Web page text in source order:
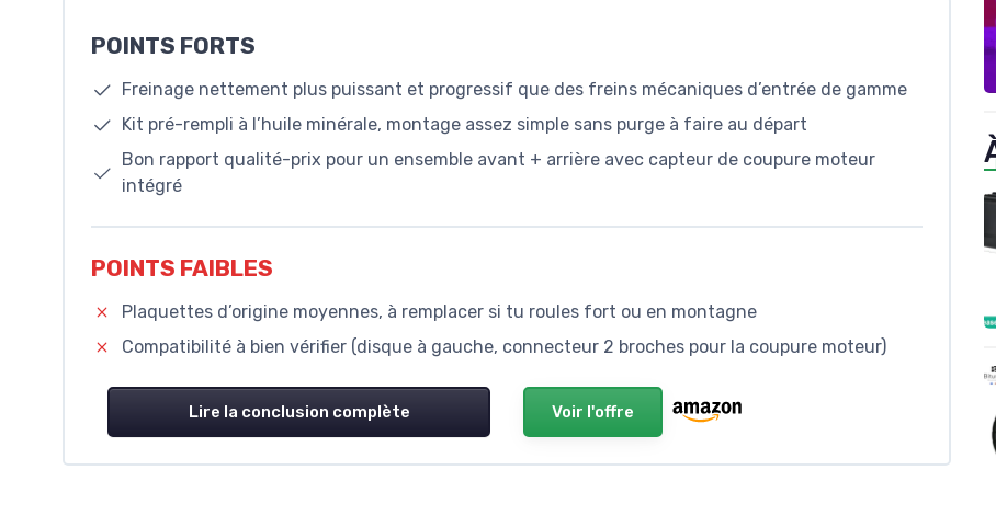
POINTS FORTS
Freinage nettement plus puissant et progressif que des freins mécaniques d’entrée de gamme
Kit pré-rempli à l’huile minérale, montage assez simple sans purge à faire au départ
Bon rapport qualité-prix pour un ensemble avant + arrière avec capteur de coupure moteur
intégré
POINTS FAIBLES
Plaquettes d’origine moyennes, à remplacer si tu roules fort ou en montagne
Compatibilité à bien vérifier (disque à gauche, connecteur 2 broches pour la coupure moteur)
Lire la conclusion complète Voir l'offre